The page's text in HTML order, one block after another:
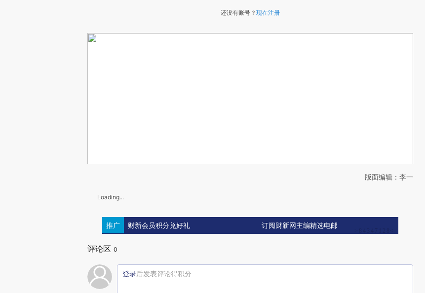
还没有账号？ 现在注册
版面编辑：李一
Loading...
推广 财新会员积分兑好礼 订阅财新网主编精选电邮
评论区 0
登录后发表评论得积分